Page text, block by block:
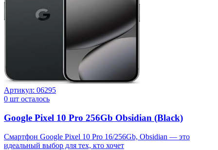
Артикул: 06295
0 шт осталось
Google Pixel 10 Pro 256Gb Obsidian (Black)
Смартфон Google Pixel 10 Pro 16/256Gb, Obsidian — это
идеальный выбор для тех, кто хочет